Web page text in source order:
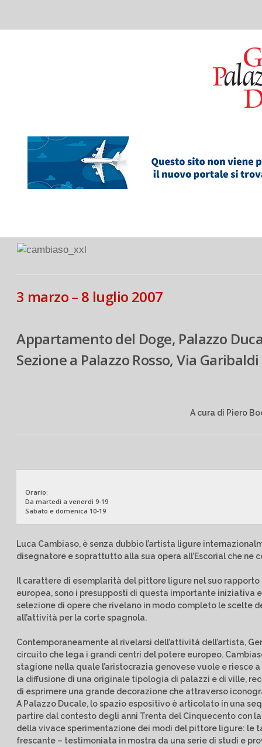
3 marzo – 8 luglio 2007
Appartamento del Doge, Palazzo
Sezione a Palazzo Rosso, Via
A cura di Piero
Orario:
Da martedì a venerdì 9-19
Sabato e domenica 10-19
Luca Cambiaso, è senza dubbio l’artista ligure
disegnatore e soprattutto alla sua opera all’Escorial che
Il carattere di esemplarità del pittore ligure nel suo
europea, sono i presupposti di questa importante iniziativa
selezione di opere che rivelano in modo completo le scelte
all’attività per la corte spagnola.
Contemporaneamente al rivelarsi dell’attività dell’artista,
circuito che lega i grandi centri del potere europeo.
stagione nella quale l’aristocrazia genovese vuole e riesce
la diffusione di una originale tipologia di palazzi e di ville,
di esprimere una grande decorazione che attraverso
A Palazzo Ducale, lo spazio espositivo è articolato in una
partire dal contesto degli anni Trenta del Cinquecento con
della vivace sperimentazione dei modi del pittore ligure: le
frescante – testimoniata in mostra da una serie di studi e